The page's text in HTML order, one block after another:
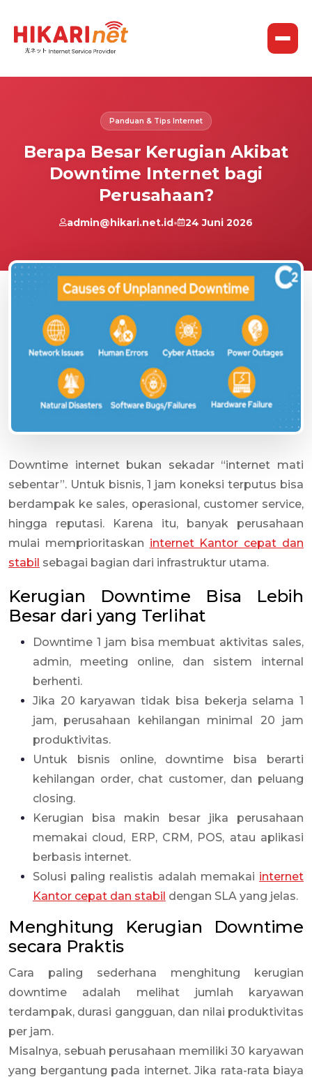
Panduan & Tips Internet
Berapa Besar Kerugian Akibat
Downtime Internet bagi
Perusahaan?
admin@hikari.net.id• 24 Juni 2026
Downtime internet bukan sekadar “internet mati
sebentar”. Untuk bisnis, 1 jam koneksi terputus bisa
berdampak ke sales, operasional, customer service,
hingga reputasi. Karena itu, banyak perusahaan
mulai memprioritaskan internet Kantor cepat dan
stabil sebagai bagian dari infrastruktur utama.
Kerugian Downtime Bisa Lebih
Besar dari yang Terlihat
Downtime 1 jam bisa membuat aktivitas sales,
admin, meeting online, dan sistem internal
berhenti.
Jika 20 karyawan tidak bisa bekerja selama 1
jam, perusahaan kehilangan minimal 20 jam
produktivitas.
Untuk bisnis online, downtime bisa berarti
kehilangan order, chat customer, dan peluang
closing.
Kerugian bisa makin besar jika perusahaan
memakai cloud, ERP, CRM, POS, atau aplikasi
berbasis internet.
Solusi paling realistis adalah memakai internet
Kantor cepat dan stabil dengan SLA yang jelas.
Menghitung Kerugian Downtime
secara Praktis
Cara paling sederhana menghitung kerugian
downtime adalah melihat jumlah karyawan
terdampak, durasi gangguan, dan nilai produktivitas
per jam.
Misalnya, sebuah perusahaan memiliki 30 karyawan
yang bergantung pada internet. Jika rata-rata biaya